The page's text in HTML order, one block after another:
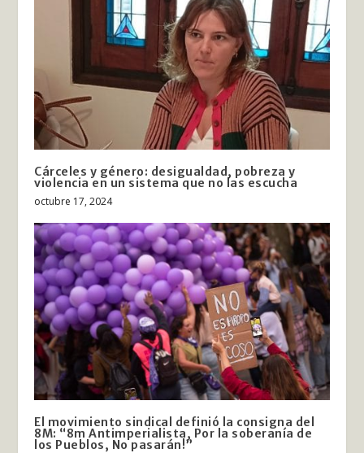
Cárceles y género: desigualdad, pobreza y
violencia en un sistema que no las escucha
octubre 17, 2024
El movimiento sindical definió la consigna del
8M: “8m Antimperialista, Por la soberanía de
los Pueblos, No pasarán!”